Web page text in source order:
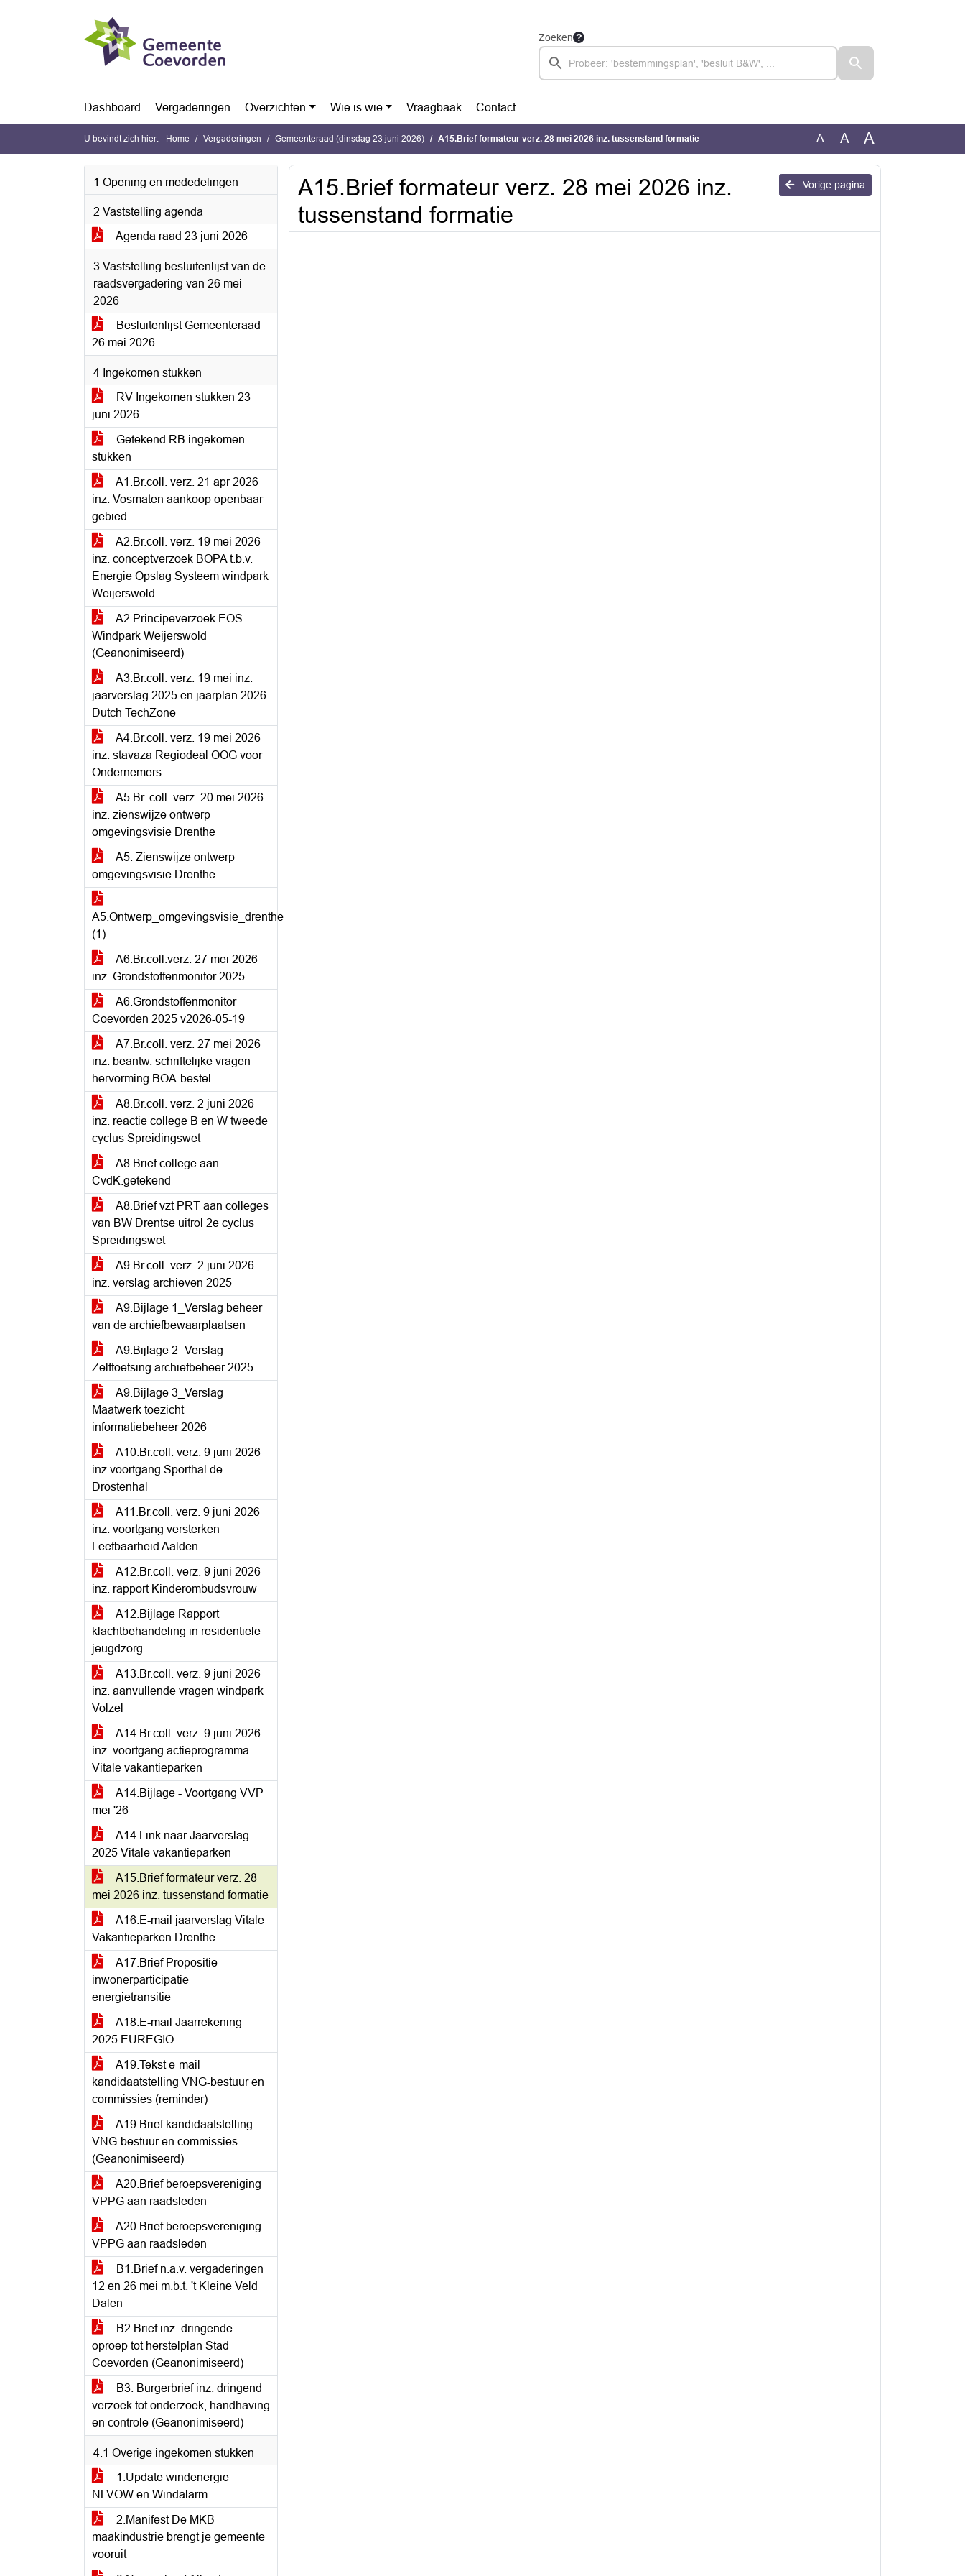
Ga naar de inhoud van deze pagina
Ga naar het zoeken
Ga naar het menu
Zoeken
Dashboard Vergaderingen Overzichten Wie is wie Vraagbaak Contact
U bevindt zich hier: Home Vergaderingen Gemeenteraad (dinsdag 23 juni 2026) A15.Brief formateur verz. 28 mei 2026 inz. tussenstand formatie A A A
1 Opening en mededelingen
2 Vaststelling agenda
Agenda raad 23 juni 2026
3 Vaststelling besluitenlijst van de
raadsvergadering van 26 mei
2026
Besluitenlijst Gemeenteraad
26 mei 2026
4 Ingekomen stukken
RV Ingekomen stukken 23
juni 2026
Getekend RB ingekomen
stukken
A1.Br.coll. verz. 21 apr 2026
inz. Vosmaten aankoop openbaar
gebied
A2.Br.coll. verz. 19 mei 2026
inz. conceptverzoek BOPA t.b.v.
Energie Opslag Systeem windpark
Weijerswold
A2.Principeverzoek EOS
Windpark Weijerswold
(Geanonimiseerd)
A3.Br.coll. verz. 19 mei inz.
jaarverslag 2025 en jaarplan 2026
Dutch TechZone
A4.Br.coll. verz. 19 mei 2026
inz. stavaza Regiodeal OOG voor
Ondernemers
A5.Br. coll. verz. 20 mei 2026
inz. zienswijze ontwerp
omgevingsvisie Drenthe
A5. Zienswijze ontwerp
omgevingsvisie Drenthe
A5.Ontwerp_omgevingsvisie_drenthe
(1)
A6.Br.coll.verz. 27 mei 2026
inz. Grondstoffenmonitor 2025
A6.Grondstoffenmonitor
Coevorden 2025 v2026-05-19
A7.Br.coll. verz. 27 mei 2026
inz. beantw. schriftelijke vragen
hervorming BOA-bestel
A8.Br.coll. verz. 2 juni 2026
inz. reactie college B en W tweede
cyclus Spreidingswet
A8.Brief college aan
CvdK.getekend
A8.Brief vzt PRT aan colleges
van BW Drentse uitrol 2e cyclus
Spreidingswet
A9.Br.coll. verz. 2 juni 2026
inz. verslag archieven 2025
A9.Bijlage 1_Verslag beheer
van de archiefbewaarplaatsen
A9.Bijlage 2_Verslag
Zelftoetsing archiefbeheer 2025
A9.Bijlage 3_Verslag
Maatwerk toezicht
informatiebeheer 2026
A10.Br.coll. verz. 9 juni 2026
inz.voortgang Sporthal de
Drostenhal
A11.Br.coll. verz. 9 juni 2026
inz. voortgang versterken
Leefbaarheid Aalden
A12.Br.coll. verz. 9 juni 2026
inz. rapport Kinderombudsvrouw
A12.Bijlage Rapport
klachtbehandeling in residentiele
jeugdzorg
A13.Br.coll. verz. 9 juni 2026
inz. aanvullende vragen windpark
Volzel
A14.Br.coll. verz. 9 juni 2026
inz. voortgang actieprogramma
Vitale vakantieparken
A14.Bijlage - Voortgang VVP
mei '26
A14.Link naar Jaarverslag
2025 Vitale vakantieparken
A15.Brief formateur verz. 28
mei 2026 inz. tussenstand formatie
A16.E-mail jaarverslag Vitale
Vakantieparken Drenthe
A17.Brief Propositie
inwonerparticipatie
energietransitie
A18.E-mail Jaarrekening
2025 EUREGIO
A19.Tekst e-mail
kandidaatstelling VNG-bestuur en
commissies (reminder)
A19.Brief kandidaatstelling
VNG-bestuur en commissies
(Geanonimiseerd)
A20.Brief beroepsvereniging
VPPG aan raadsleden
A20.Brief beroepsvereniging
VPPG aan raadsleden
B1.Brief n.a.v. vergaderingen
12 en 26 mei m.b.t. 't Kleine Veld
Dalen
B2.Brief inz. dringende
oproep tot herstelplan Stad
Coevorden (Geanonimiseerd)
B3. Burgerbrief inz. dringend
verzoek tot onderzoek, handhaving
en controle (Geanonimiseerd)
4.1 Overige ingekomen stukken
1.Update windenergie
NLVOW en Windalarm
2.Manifest De MKB-
maakindustrie brengt je gemeente
vooruit
Vorige pagina
A15.Brief formateur verz. 28 mei 2026 inz.
tussenstand formatie